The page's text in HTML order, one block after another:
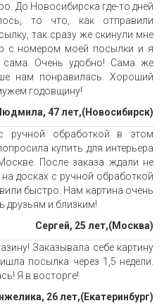
До Новосибирска где-то дней
то что, как отправили
так сразу же скинули мне
с номером моей посылки и я
сама. Очень удобно! Сама же
нам понравилась. Хороший
годовщину!
47 лет,(Новосибирск)
ручной обработкой в этом
купить для интерьера
После заказа ждали не
досках с ручной обработкой
быстро. Нам картина очень
друзьям и близким!
Сергей, 25 лет,(Москва)
Заказывала себе картину
посылка через 1,5 недели.
Я в восторге!
26 лет,(Екатеринбург)